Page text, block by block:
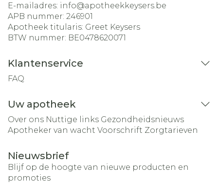
E-mailadres: info@apotheekkeysers.be
APB nummer: 246901
Apotheek titularis: Greet Keysers
BTW nummer: BE0478620071
Klantenservice
FAQ
Uw apotheek
Over ons Nuttige links Gezondheidsnieuws
Apotheker van wacht Voorschrift Zorgtarieven
Nieuwsbrief
Blijf op de hoogte van nieuwe producten en
promoties